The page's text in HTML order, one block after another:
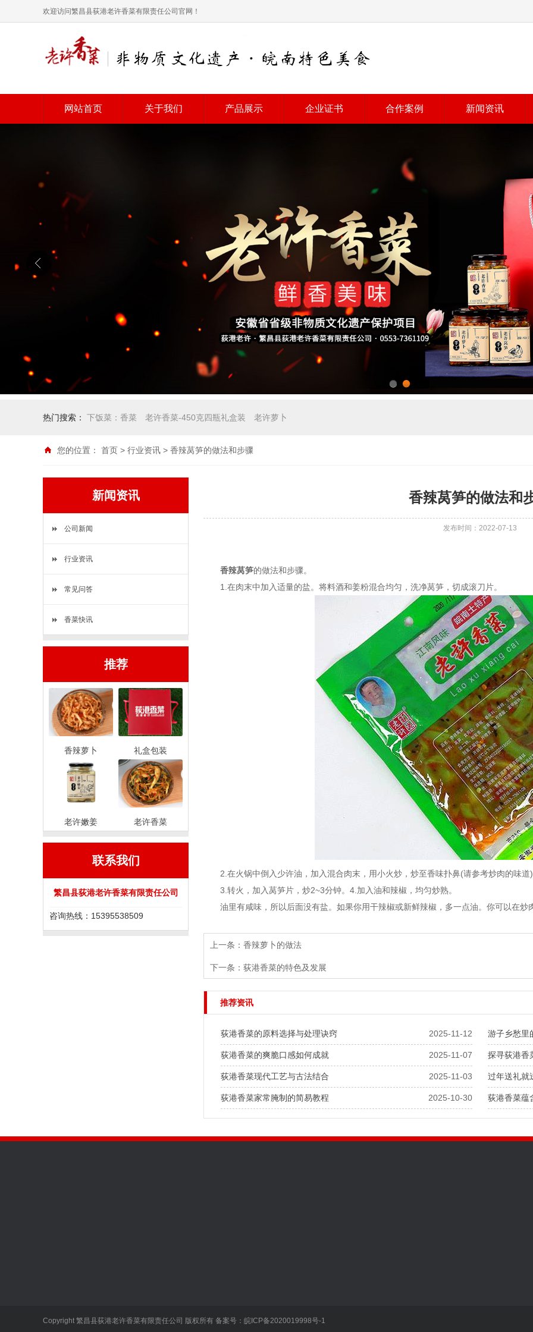
欢迎访问繁昌县荻港老许香菜有限责任公司官网！
网站首页 关于我们 产品展示 企业证书 合作案例 新闻资讯
热门搜索： 下饭菜：香菜 老许香菜-450克四瓶礼盒装 老许萝卜
您的位置： 首页 > 行业资讯 > 香辣莴笋的做法和步骤
新闻资讯
公司新闻
行业资讯
常见问答
香菜快讯
推荐
香辣萝卜 礼盒包装
老许嫩姜 老许香菜
联系我们
繁昌县荻港老许香菜有限责任公司
咨询热线：15395538509
香辣莴笋的做法和
发布时间：2022-07-13
香辣莴笋的做法和步骤。
1.在肉末中加入适量的盐。将料酒和姜粉混合均匀，洗净莴笋，切成滚刀片。
2.在火锅中倒入少许油，加入混合肉末，用小火炒，炒至香味扑鼻(请参考炒肉的味道
3.转火，加入莴笋片，炒2~3分钟。4.加入油和辣椒，均匀炒熟。
油里有咸味，所以后面没有盐。如果你用干辣椒或新鲜辣椒，多一点油。你可以在炒
上一条： 香辣萝卜的做法
下一条： 荻港香菜的特色及发展
推荐资讯
2025-11-12
荻港香菜的原料选择与处理诀窍 游子乡愁里
2025-11-07
荻港香菜的爽脆口感如何成就 探寻荻港香
2025-11-03
荻港香菜现代工艺与古法结合 过年送礼就
2025-10-30
荻港香菜家常腌制的简易教程 荻港香菜蕴
红油莴笋
香菜快讯
Copyright 繁昌县荻港老许香菜有限责任公司 版权所有 备案号： 皖ICP备2020019998号-1